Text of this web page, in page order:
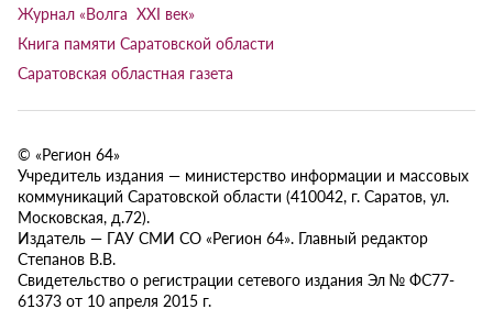
Журнал «Волга XXI век»
Книга памяти Саратовской области
Саратовская областная газета
© «Регион 64»
Учредитель издания — министерство информации и массовых
коммуникаций Саратовской области (410042, г. Саратов, ул.
Московская, д.72).
Издатель — ГАУ СМИ СО «Регион 64». Главный редактор
Степанов В.В.
Свидетельство о регистрации сетевого издания Эл № ФС77-
61373 от 10 апреля 2015 г.